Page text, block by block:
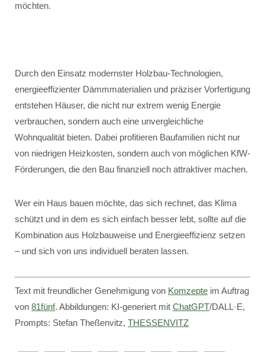
möchten.
Durch den Einsatz modernster Holzbau-Technologien,
energieeffizienter Dämmmaterialien und präziser Vorfertigung
entstehen Häuser, die nicht nur extrem wenig Energie
verbrauchen, sondern auch eine unvergleichliche
Wohnqualität bieten. Dabei profitieren Baufamilien nicht nur
von niedrigen Heizkosten, sondern auch von möglichen KfW-
Förderungen, die den Bau finanziell noch attraktiver machen.
Wer ein Haus bauen möchte, das sich rechnet, das Klima
schützt und in dem es sich einfach besser lebt, sollte auf die
Kombination aus Holzbauweise und Energieeffizienz setzen
– und sich von uns individuell beraten lassen.
Text mit freundlicher Genehmigung von Komzepte im Auftrag
von 81fünf. Abbildungen: KI-generiert mit ChatGPT/DALL·E,
Prompts: Stefan Theßenvitz, THESSENVITZ